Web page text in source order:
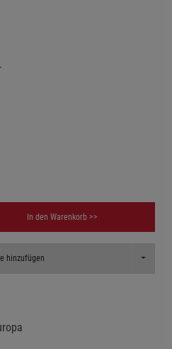
In den Warenkorb >>
hinzufügen Toggle